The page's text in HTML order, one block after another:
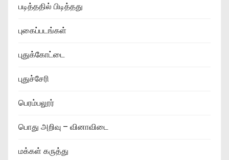
படித்ததில் பிடித்தது
புகைப்படங்கள்
புதுக்கோட்டை
புதுச்சேரி
பெரம்பலூர்
பொது அறிவு – வினாவிடை
மக்கள் கருத்து